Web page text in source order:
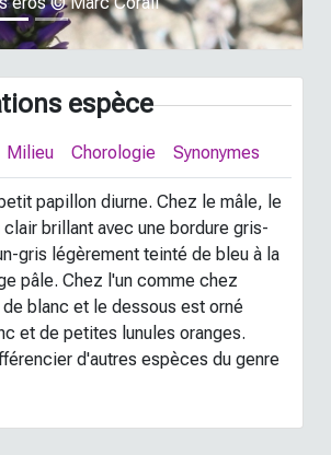
espèce
Milieu Chorologie Synonymes
papillon diurne. Chez le mâle, le
brillant avec une bordure gris-
gris légèrement teinté de bleu à la
pâle. Chez l'un comme chez
blanc et le dessous est orné
et de petites lunules oranges.
d'autres espèces du genre